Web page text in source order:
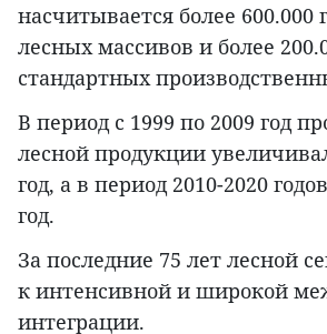
насчитывается более 600.000
лесных массивов и более
стандартных
В период с 1999 по 2009 год
лесной продукции
год, а в период 2010-2020
год.
За последние 75 лет лесной
к интенсивной и широкой
интеграции.